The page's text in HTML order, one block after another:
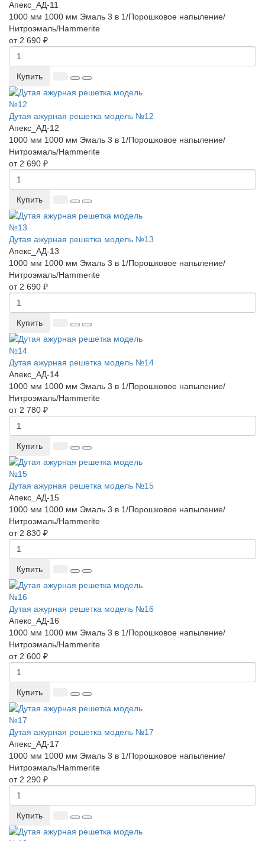
Апекс_АД-11
1000 мм 1000 мм Эмаль 3 в 1/Порошковое напыление/
Нитроэмаль/Hammerite
от 2 690 ₽
Купить
Дутая ажурная решетка модель №12
Апекс_АД-12
1000 мм 1000 мм Эмаль 3 в 1/Порошковое напыление/
Нитроэмаль/Hammerite
от 2 690 ₽
Купить
Дутая ажурная решетка модель №13
Апекс_АД-13
1000 мм 1000 мм Эмаль 3 в 1/Порошковое напыление/
Нитроэмаль/Hammerite
от 2 690 ₽
Купить
Дутая ажурная решетка модель №14
Апекс_АД-14
1000 мм 1000 мм Эмаль 3 в 1/Порошковое напыление/
Нитроэмаль/Hammerite
от 2 780 ₽
Купить
Дутая ажурная решетка модель №15
Апекс_АД-15
1000 мм 1000 мм Эмаль 3 в 1/Порошковое напыление/
Нитроэмаль/Hammerite
от 2 830 ₽
Купить
Дутая ажурная решетка модель №16
Апекс_АД-16
1000 мм 1000 мм Эмаль 3 в 1/Порошковое напыление/
Нитроэмаль/Hammerite
от 2 600 ₽
Купить
Дутая ажурная решетка модель №17
Апекс_АД-17
1000 мм 1000 мм Эмаль 3 в 1/Порошковое напыление/
Нитроэмаль/Hammerite
от 2 290 ₽
Купить